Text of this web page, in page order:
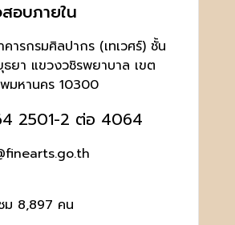
อบภายใน
คารกรมศิลปากร (เทเวศร์) ชั้น
ยา แขวงวชิรพยาบาล เขต
มหานคร 10300
2501-2 ต่อ 4064
ม 8,897 คน